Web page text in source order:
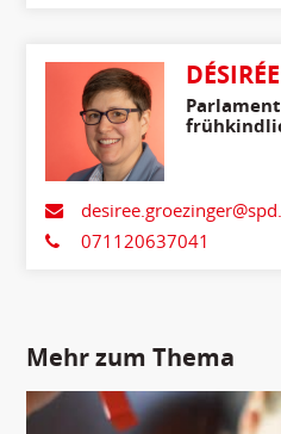
071120637041
Mehr zum Thema